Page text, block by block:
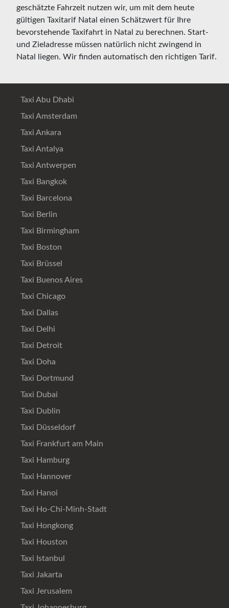
geschätzte Fahrzeit nutzen wir, um mit dem heute
gültigen Taxitarif Natal einen Schätzwert für Ihre
bevorstehende Taxifahrt in Natal zu berechnen. Start-
und Zieladresse müssen natürlich nicht zwingend in
Natal liegen. Wir finden automatisch den richtigen Tarif.
Taxi Abu Dhabi
Taxi Amsterdam
Taxi Ankara
Taxi Antalya
Taxi Antwerpen
Taxi Bangkok
Taxi Barcelona
Taxi Berlin
Taxi Birmingham
Taxi Boston
Taxi Brüssel
Taxi Buenos Aires
Taxi Chicago
Taxi Dallas
Taxi Delhi
Taxi Detroit
Taxi Doha
Taxi Dortmund
Taxi Dubai
Taxi Dublin
Taxi Düsseldorf
Taxi Frankfurt am Main
Taxi Hamburg
Taxi Hannover
Taxi Hanoi
Taxi Ho-Chi-Minh-Stadt
Taxi Hongkong
Taxi Houston
Taxi Istanbul
Taxi Jakarta
Taxi Jerusalem